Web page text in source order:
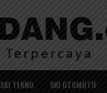
SKI TEKNO SKI OTOMOTIF